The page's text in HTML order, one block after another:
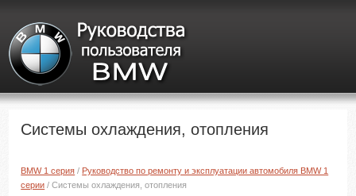
Системы охлаждения, отопления
BMW 1 серия / Руководство по ремонту и эксплуатации автомобиля BMW 1
серии / Системы охлаждения, отопления